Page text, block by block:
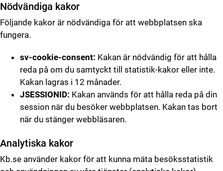
Nödvändiga kakor
Följande kakor är nödvändiga för att webbplatsen ska
fungera.
sv-cookie-consent: Kakan är nödvändig för att hålla
reda på om du samtyckt till statistik-kakor eller inte.
Kakan lagras i 12 månader.
JSESSIONID: Kakan används för att hålla reda på din
session när du besöker webbplatsen. Kakan tas bort
när du stänger webbläsaren.
Analytiska kakor
Kb.se använder kakor för att kunna mäta besöksstatistik